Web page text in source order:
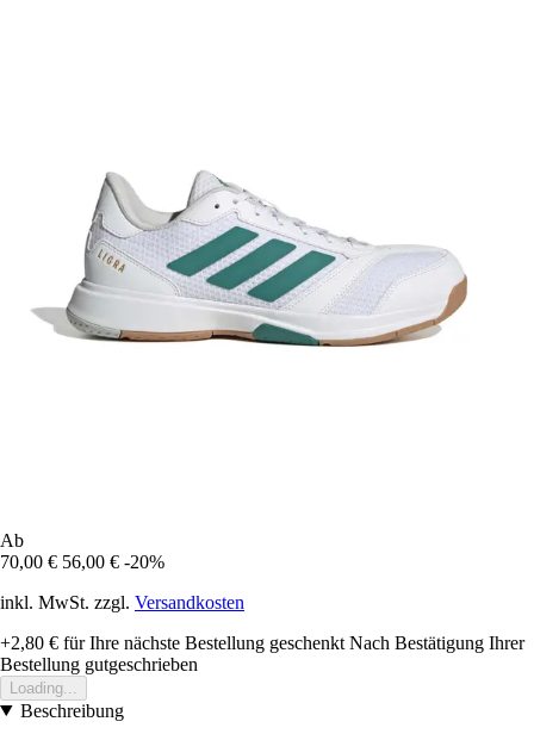
Ab
70,00 € 56,00 € -20%
inkl. MwSt. zzgl. Versandkosten
+2,80 € für Ihre nächste Bestellung geschenkt Nach Bestätigung Ihrer
Bestellung gutgeschrieben
Loading...
Beschreibung